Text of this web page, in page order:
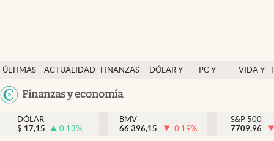
ÚLTIMAS
NOTICIAS
ACTUALIDAD
FINANZAS
DÓLAR Y
PC Y
VIDA Y
México
Finanzas y economía
Actualidad
Finanzas y economía
Dólar y mercados
DÓLAR
$ 17,15 0.13%
BMV
66.396,15
-0.19%
S&P 500
7709,96